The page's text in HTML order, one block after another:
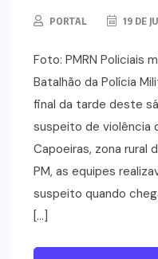
PORTAL 19 DE
Foto: PMRN Policiais
Batalhão da Polícia
final da tarde deste
suspeito de violência
Capoeiras, zona rural
PM, as equipes
suspeito quando
[…]